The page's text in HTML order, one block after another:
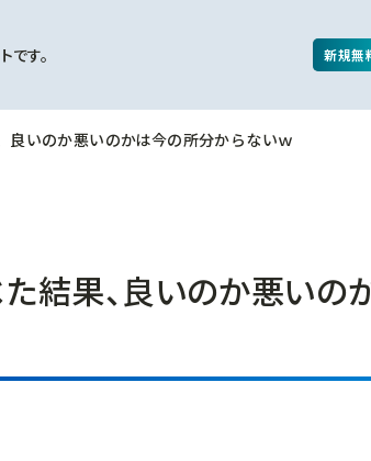
す。 新規無
いのか悪いのかは今の所分からないｗ
結果、良いのか悪いの